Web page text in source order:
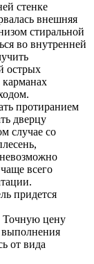
стенке
внешняя
стиральной
во внутренней
острых
протиранием
дверцу
случае со
всего
придется
Точную цену
выполнения
от вида